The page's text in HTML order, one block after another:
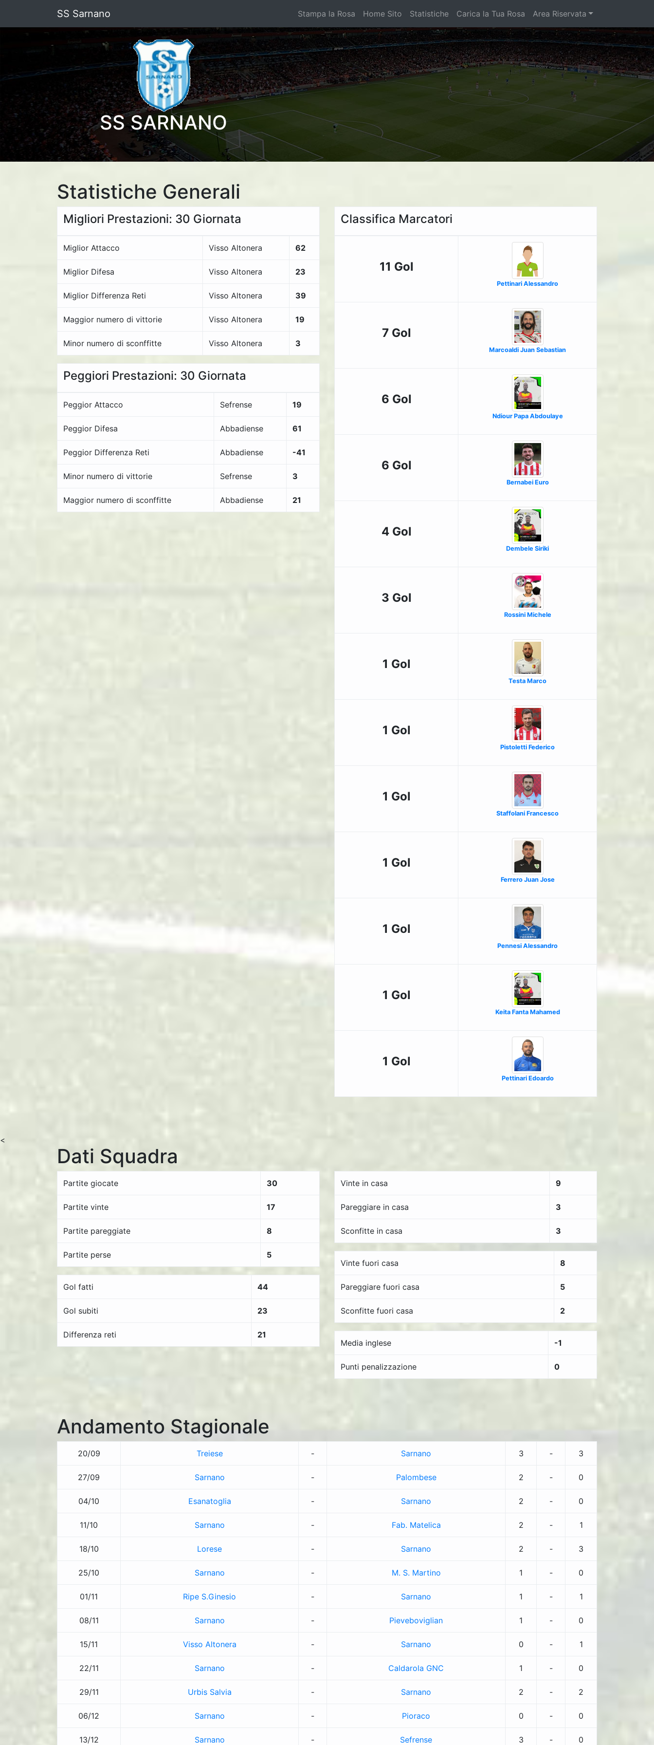
SS Sarnano Stampa la Rosa Home Sito Statistiche Carica la Tua Rosa Area Riservata
SS SARNANO
Statistiche Generali
Migliori Prestazioni: 30 Giornata
Miglior Attacco Visso Altonera 62
Miglior Difesa Visso Altonera 23
Miglior Differenza Reti Visso Altonera 39
Maggior numero di vittorie Visso Altonera 19
Minor numero di sconffitte Visso Altonera 3
Peggiori Prestazioni: 30 Giornata
Peggior Attacco Sefrense 19
Peggior Difesa Abbadiense 61
Peggior Differenza Reti Abbadiense -41
Minor numero di vittorie Sefrense 3
Maggior numero di sconffitte Abbadiense 21
Classifica Marcatori
11 Gol
Pettinari Alessandro
7 Gol
Marcoaldi Juan Sebastian
6 Gol
Ndiour Papa Abdoulaye
6 Gol
Bernabei Euro
4 Gol
Dembele Siriki
3 Gol
Rossini Michele
1 Gol
Testa Marco
1 Gol
Pistoletti Federico
1 Gol
Staffolani Francesco
1 Gol
Ferrero Juan Jose
1 Gol
Pennesi Alessandro
1 Gol
Keita Fanta Mahamed
1 Gol
Pettinari Edoardo
<
Dati Squadra
Partite giocate 30
Partite vinte 17
Partite pareggiate 8
Partite perse 5
Gol fatti 44
Gol subiti 23
Differenza reti 21
Vinte in casa 9
Pareggiare in casa 3
Sconfitte in casa 3
Vinte fuori casa 8
Pareggiare fuori casa 5
Sconfitte fuori casa 2
Media inglese -1
Punti penalizzazione 0
Andamento Stagionale
20/09 Treiese - Sarnano 3 - 3
27/09 Sarnano - Palombese 2 - 0
04/10 Esanatoglia - Sarnano 2 - 0
11/10 Sarnano - Fab. Matelica 2 - 1
18/10 Lorese - Sarnano 2 - 3
25/10 Sarnano - M. S. Martino 1 - 0
01/11 Ripe S.Ginesio - Sarnano 1 - 1
08/11 Sarnano - Pieveboviglian 1 - 0
15/11 Visso Altonera - Sarnano 0 - 1
22/11 Sarnano - Caldarola GNC 1 - 0
29/11 Urbis Salvia - Sarnano 2 - 2
06/12 Sarnano - Pioraco 0 - 0
13/12 Sarnano - Sefrense 3 - 0